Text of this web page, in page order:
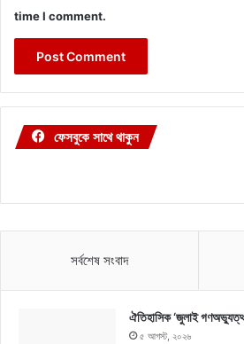
time I comment.
ফেসবুকে সাথে থাকুন
সর্বশেষ সংবাদ
ঐতিহাসিক ‘জুলাই
৫ আগস্ট, ২০২৬